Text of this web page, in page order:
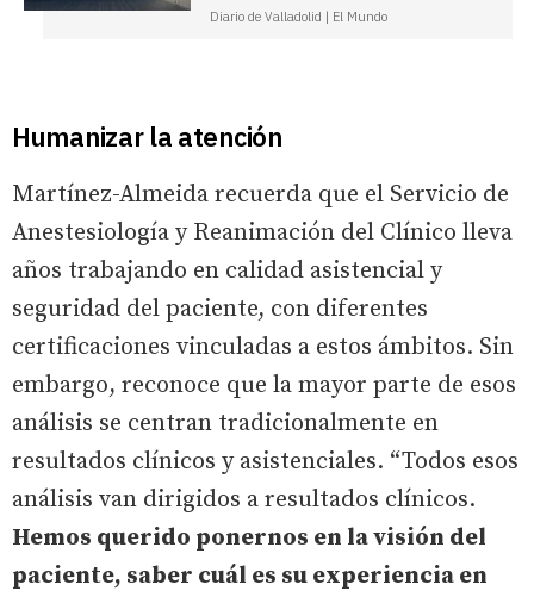
Diario de Valladolid | El Mundo
Humanizar la atención
Martínez-Almeida recuerda que el Servicio de
Anestesiología y Reanimación del Clínico lleva
años trabajando en calidad asistencial y
seguridad del paciente, con diferentes
certificaciones vinculadas a estos ámbitos. Sin
embargo, reconoce que la mayor parte de esos
análisis se centran tradicionalmente en
resultados clínicos y asistenciales. “Todos esos
análisis van dirigidos a resultados clínicos.
Hemos querido ponernos en la visión del
paciente, saber cuál es su experiencia en